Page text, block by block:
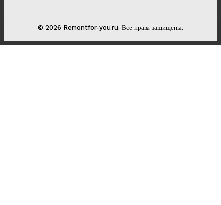
© 2026 Remontfor-you.ru. Все права защищены.